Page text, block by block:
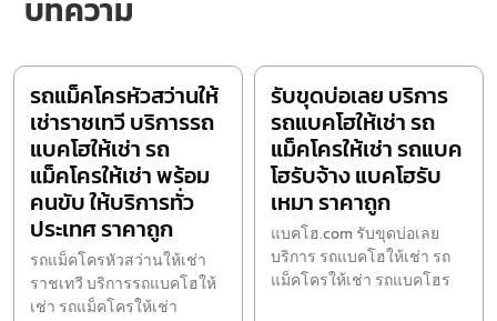
บทความ
รถแม็คโครหัวสว่านให้
เช่าราชเทวี บริการรถ
แบคโฮให้เช่า รถ
แม็คโครให้เช่า พร้อม
คนขับ ให้บริการทั่ว
ประเทศ ราคาถูก
รถแม็คโครหัวสว่านให้เช่า
ราชเทวี บริการรถแบคโฮให้
เช่า รถแม็คโครให้เช่า
รับขุดบ่อเลย บริการ
รถแบคโฮให้เช่า รถ
แม็คโครให้เช่า รถแบค
โฮรับจ้าง แบคโฮรับ
เหมา ราคาถูก
แบคโฮ.com รับขุดบ่อเลย
บริการ รถแบคโฮให้เช่า รถ
แม็คโครให้เช่า รถแบคโฮร